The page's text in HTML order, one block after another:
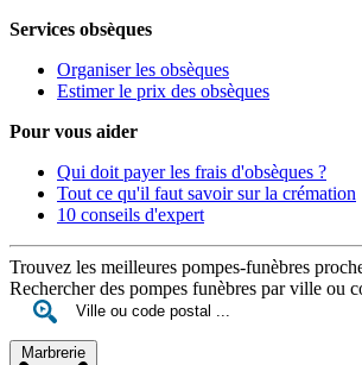
Services obsèques
Organiser les obsèques
Estimer le prix des obsèques
Pour vous aider
Qui doit payer les frais d'obsèques ?
Tout ce qu'il faut savoir sur la crémation
10 conseils d'expert
Trouvez les meilleures pompes-funèbres
Rechercher des pompes funèbres par ville ou
Marbrerie